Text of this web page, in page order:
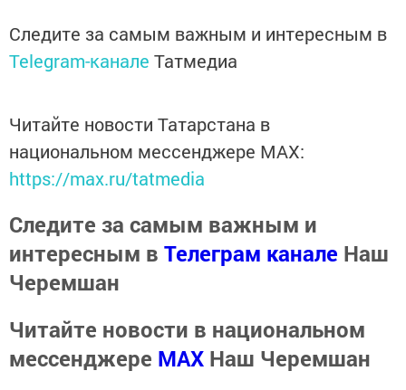
Следите за самым важным и интересным в
Telegram-канале Татмедиа
Читайте новости Татарстана в
национальном мессенджере MАХ:
https://max.ru/tatmedia
Следите за самым важным и
интересным в Телеграм канале Наш
Черемшан
Читайте новости в национальном
мессенджере MАХ Наш Черемшан